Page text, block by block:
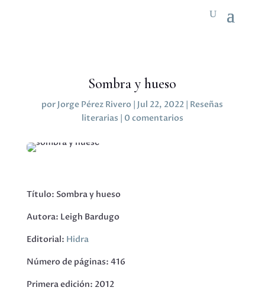
Sombra y hueso
por Jorge Pérez Rivero | Jul 22, 2022 | Reseñas
literarias | 0 comentarios
Título: Sombra y hueso
Autora: Leigh Bardugo
Editorial: Hidra
Número de páginas: 416
Primera edición: 2012